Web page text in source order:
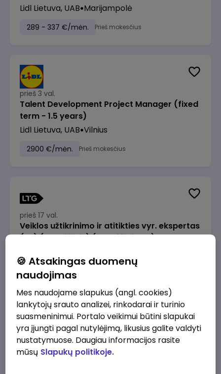
Lidl Lietuva, UAB Marijampolė
289 - 337 €/mėn. Prieš mokesčius
prieš 3 val.
Talent Development Project Manager (fixed
term - 1.5 years)
Lidl Lietuva, UAB Vilnius
2900 €/mėn. Prieš mokesčius
prieš 17 val.
Veiklos užtikrinimo ir atitikties vyr. ekspertas
(-ė) (Radviliškis) (Radviliškis, LT)
2610 - 3910 €/mėn.
prieš 17 val.
Veiklos užtikrinimo ir atitikties vyr. ekspertas
(-ė) (Kaunas) (Kaunas, LT)
🍪 Atsakingas duomenų
naudojimas
Mes naudojame slapukus (angl. cookies)
lankytojų srauto analizei, rinkodarai ir turinio
suasmeninimui. Portalo veikimui būtini slapukai
yra įjungti pagal nutylėjimą, likusius galite valdyti
nustatymuose. Daugiau informacijos rasite
mūsų Slapukų politikoje.